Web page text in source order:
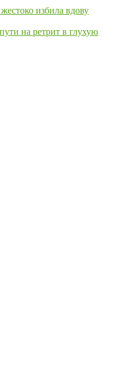
избила вдову
на ретрит в глухую